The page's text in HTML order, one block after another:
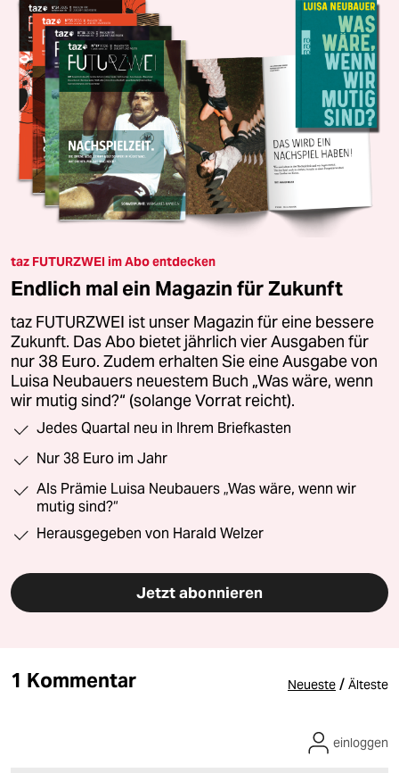
taz FUTURZWEI im Abo entdecken
Endlich mal ein Magazin für Zukunft
taz FUTURZWEI ist unser Magazin für eine bessere
Zukunft. Das Abo bietet jährlich vier Ausgaben für
nur 38 Euro. Zudem erhalten Sie eine Ausgabe von
Luisa Neubauers neuestem Buch „Was wäre, wenn
wir mutig sind?“ (solange Vorrat reicht).
Jedes Quartal neu in Ihrem Briefkasten
Nur 38 Euro im Jahr
Als Prämie Luisa Neubauers „Was wäre, wenn wir
mutig sind?“
Herausgegeben von Harald Welzer
Jetzt abonnieren
1 Kommentar Neueste / Älteste
einloggen